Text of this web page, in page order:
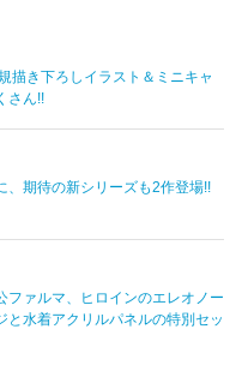
描き下ろしイラスト＆ミニキャ
さん!!
、期待の新シリーズも2作登場!!
ファルマ、ヒロインのエレオノー
と水着アクリルパネルの特別セッ